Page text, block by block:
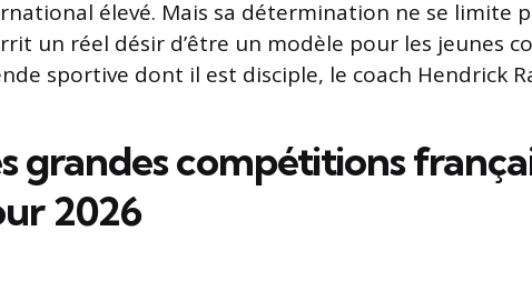
élevé. Mais sa détermination ne se limite
un réel désir d’être un modèle pour les jeunes
sportive dont il est disciple, le coach Hendrick
grandes compétitions
2026